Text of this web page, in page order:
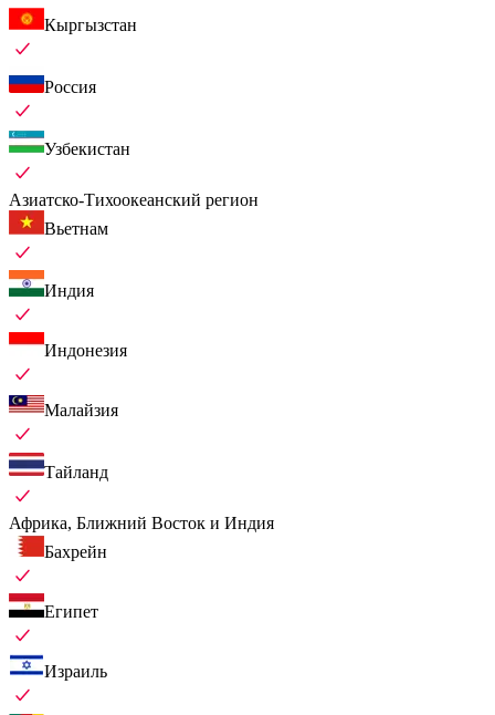
Кыргызстан
Россия
Узбекистан
Азиатско-Тихоокеанский регион
Вьетнам
Индия
Индонезия
Малайзия
Тайланд
Африка, Ближний Восток и Индия
Бахрейн
Египет
Израиль